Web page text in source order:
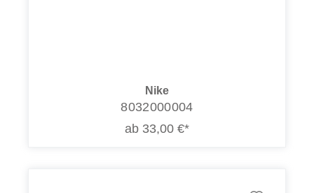
Nike
8032000004
ab 33,00 €*